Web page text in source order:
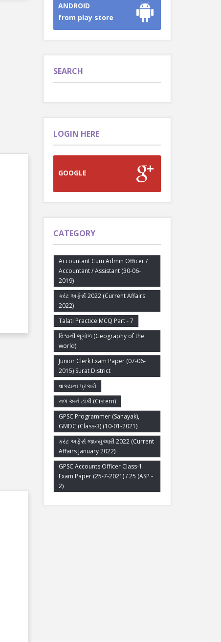
ANDROID
from play store
SEARCH
LOGIN HERE
GOOGLE
CATEGORY
Accountant Cum Admin Officer /
Accountant / Assistant (30-06-
2019)
કરંટ અફેર્સ 2022 (Current Affairs
2022)
Talati Practice MCQ Part - 7
વિશ્વની ભૂગોળ (Geography of the
world)
Junior Clerk Exam Paper (07-06-
2015) Surat District
વાક્યના પ્રકારો
નળ અને ટાંકી (Cistern)
GPSC Programmer (Sahayak),
GMDC (Class-3) (10-01-2021)
કરંટ અફેર્સ જાન્યુઆરી 2022 (Current
Affairs January 2022)
GPSC Accounts Officer Class-1
Exam Paper (25-7-2021) / 25 (ASP -
2)